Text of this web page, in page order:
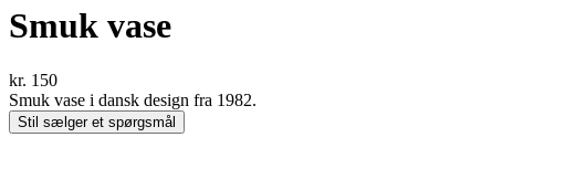
Smuk vase
kr. 150
Smuk vase i dansk design fra 1982.
Stil sælger et spørgsmål